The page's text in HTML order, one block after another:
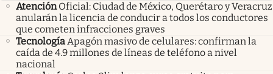
Atención Oficial: Ciudad de México, Querétaro y Veracruz
anularán la licencia de conducir a todos los conductores
que cometen infracciones graves
TecnologíaApagón masivo de celulares: confirman la
caída de 4.9 millones de líneas de teléfono a nivel
nacional